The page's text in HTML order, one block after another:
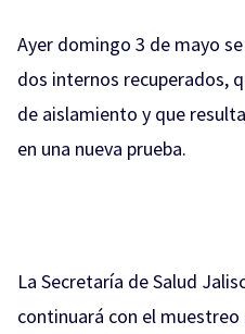
Ayer domingo 3 de mayo
dos internos recuperados,
de aislamiento y que
en una nueva prueba.
La Secretaría de Salud
continuará con el